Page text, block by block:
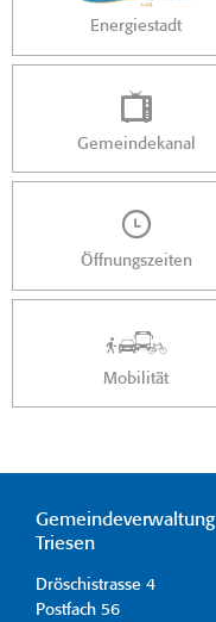
Energiestadt
Gemeindekanal
Öffnungszeiten
Mobilität
Gemeindeverwaltung
Triesen
Dröschistrasse 4
Postfach 56